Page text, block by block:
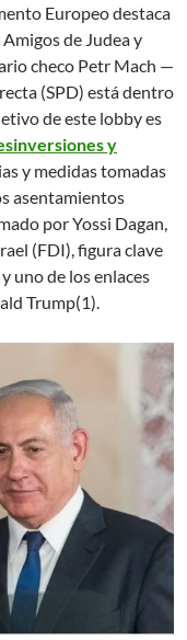
Europeo destaca
de Judea y
checo Petr Mach —
(SPD) está dentro
de este lobby es
y
y medidas tomadas
asentamientos
por Yossi Dagan,
(FDI), figura clave
uno de los enlaces
Trump(1).